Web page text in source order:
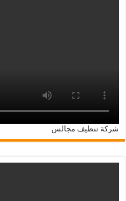
شركة تنظيف مجالس